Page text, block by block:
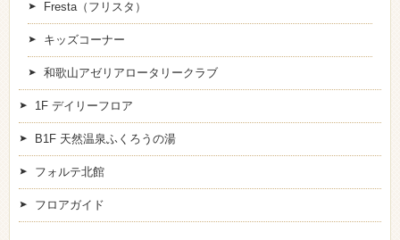
Fresta（フリスタ）
キッズコーナー
和歌山アゼリアロータリークラブ
1F デイリーフロア
B1F 天然温泉ふくろうの湯
フォルテ北館
フロアガイド